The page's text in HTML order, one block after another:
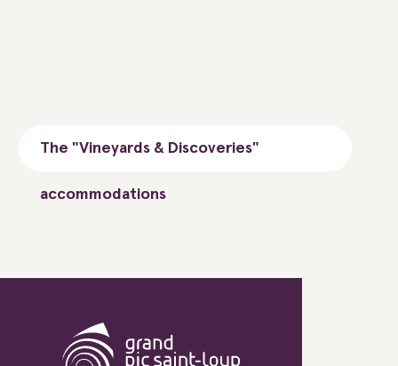
The "Vineyards & Discoveries"
accommodations